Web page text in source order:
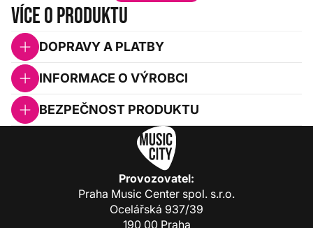
Více o produktu
DOPRAVY A PLATBY
INFORMACE O VÝROBCI
BEZPEČNOST PRODUKTU
Provozovatel:
Praha Music Center spol. s.r.o.
Ocelářská 937/39
190 00 Praha